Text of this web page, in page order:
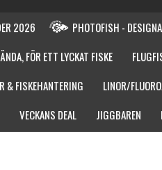
2026 PHOTOFISH -
FÖR ETT LYCKAT FISKE
& FISKEHANTERING LINOR/
VECKANS DEAL
JIGGBAREN